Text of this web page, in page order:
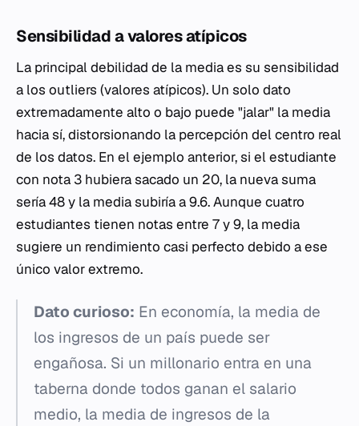
Sensibilidad a valores atípicos
La principal debilidad de la media es su sensibilidad
a los outliers (valores atípicos). Un solo dato
extremadamente alto o bajo puede "jalar" la media
hacia sí, distorsionando la percepción del centro real
de los datos. En el ejemplo anterior, si el estudiante
con nota 3 hubiera sacado un 20, la nueva suma
sería 48 y la media subiría a 9.6. Aunque cuatro
estudiantes tienen notas entre 7 y 9, la media
sugiere un rendimiento casi perfecto debido a ese
único valor extremo.
Dato curioso: En economía, la media de
los ingresos de un país puede ser
engañosa. Si un millonario entra en una
taberna donde todos ganan el salario
medio, la media de ingresos de la